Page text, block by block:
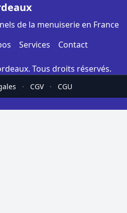
de la menuiserie en France
Services Contact
Tous droits réservés.
· CGV · CGU